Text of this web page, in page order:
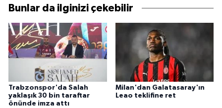
Bunlar da ilginizi çekebilir
Trabzonspor'da Salah
yaklaşık 30 bin taraftar
önünde imza attı
Milan'dan Galatasaray'ın
Leao teklifine ret